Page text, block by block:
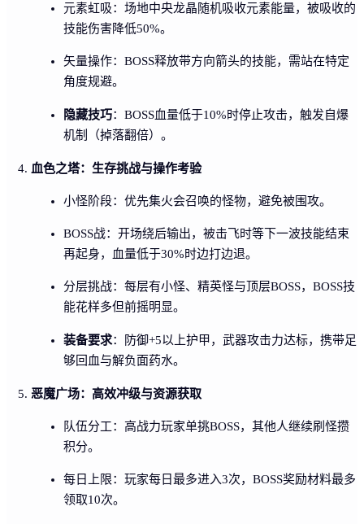
元素虹吸：场地中央龙晶随机吸收元素能量，被吸收的
技能伤害降低50%。
矢量操作：BOSS释放带方向箭头的技能，需站在特定
角度规避。
隐藏技巧：BOSS血量低于10%时停止攻击，触发自爆
机制（掉落翻倍）。
血色之塔：生存挑战与操作考验
小怪阶段：优先集火会召唤的怪物，避免被围攻。
BOSS战：开场绕后输出，被击飞时等下一波技能结束
再起身，血量低于30%时边打边退。
分层挑战：每层有小怪、精英怪与顶层BOSS，BOSS技
能花样多但前摇明显。
装备要求：防御+5以上护甲，武器攻击力达标，携带足
够回血与解负面药水。
恶魔广场：高效冲级与资源获取
队伍分工：高战力玩家单挑BOSS，其他人继续刷怪攒
积分。
每日上限：玩家每日最多进入3次，BOSS奖励材料最多
领取10次。